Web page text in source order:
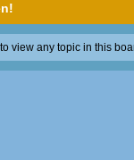
view any topic in this